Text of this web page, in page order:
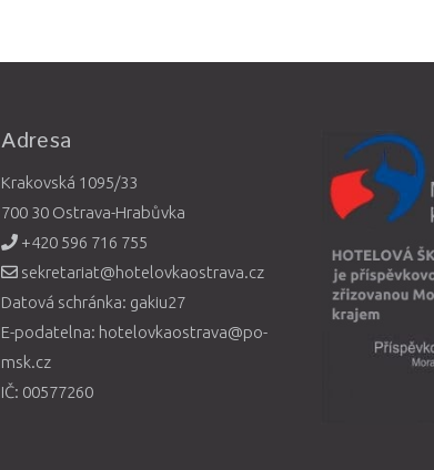
Adresa
Krakovská 1095/33
700 30 Ostrava-Hrabůvka
+420 596 716 755
sekretariat@hotelovkaostrava.cz
Datová schránka: gakiu27
E-podatelna: hotelovkaostrava@po-
msk.cz
IČ: 00577260